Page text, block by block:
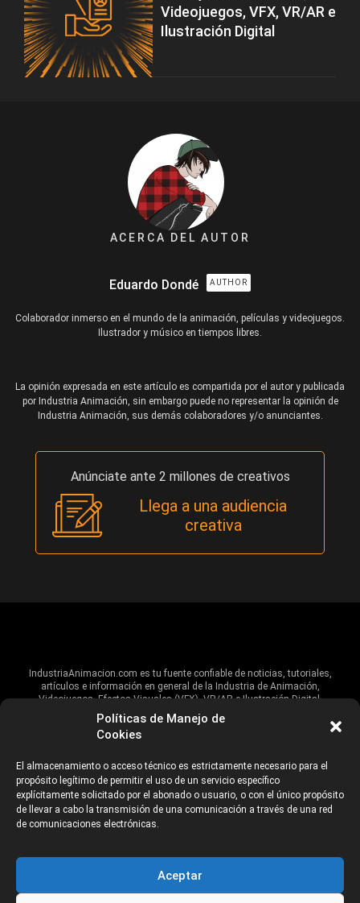
Políticas de Manejo de
Cookies
El almacenamiento o acceso técnico es estrictamente necesario para el
propósito legítimo de permitir el uso de un servicio específico
explícitamente solicitado por el abonado o usuario, o con el único propósito
de llevar a cabo la transmisión de una comunicación a través de una red
de comunicaciones electrónicas.
Aceptar
Videojuegos, VFX, VR/AR e
Ilustración Digital
ACERCA DEL AUTOR
Eduardo Dondé AUTHOR
Colaborador inmerso en el mundo de la animación, películas y videojuegos.
Ilustrador y músico en tiempos libres.
La opinión expresada en este artículo es compartida por el autor y publicada
por Industria Animación, sin embargo puede no representar la opinión de
Industria Animación, sus demás colaboradores y/o anunciantes.
Anúnciate ante 2 millones de creativos
Llega a una audiencia
creativa
IndustriaAnimacion.com es tu fuente confiable de noticias, tutoriales,
artículos e información en general de la Industria de Animación,
Videojuegos, Efectos Visuales (VFX), VR/AR e Ilustración Digital.
Hablamos de estas industrias y su alcance global, pero damos un énfasis
especial al talento, estudios, escuelas, eventos y organizaciones que
ANUNCIANTES AVISO DE PRIVACIDAD
©2026 Industria Networks